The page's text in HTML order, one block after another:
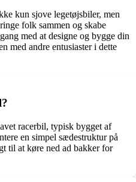
kun sjove legetøjsbiler, men
folk sammen og skabe
med at designe og bygge din
med andre entusiaster i dette
racerbil, typisk bygget af
en simpel sædestruktur på
til at køre ned ad bakker for